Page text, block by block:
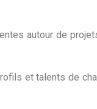
autour de
et talents de